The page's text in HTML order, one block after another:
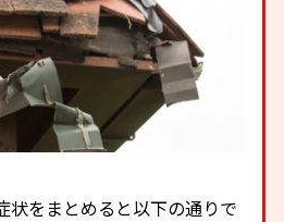
状をまとめると以下の通りで